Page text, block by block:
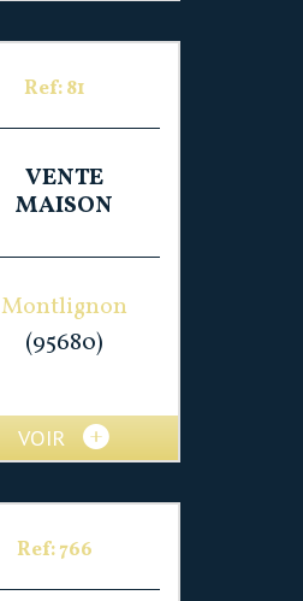
Ref: 81
VENTE
MAISON
Montlignon
(95680)
VOIR
Ref: 766